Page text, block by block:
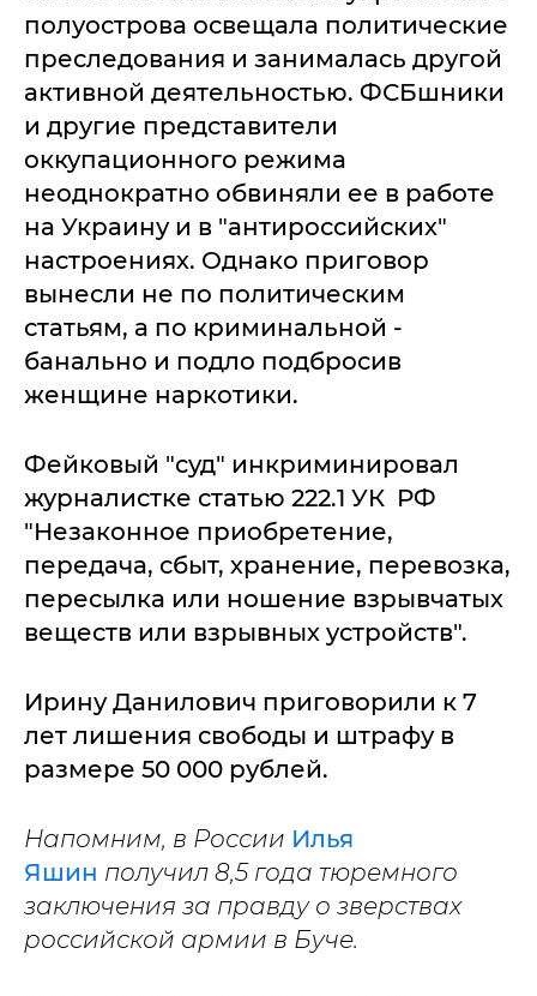
полуострова освещала политические
преследования и занималась другой
активной деятельностью. ФСБшники
и другие представители
оккупационного режима
неоднократно обвиняли ее в работе
на Украину и в "антироссийских"
настроениях. Однако приговор
вынесли не по политическим
статьям, а по криминальной -
банально и подло подбросив
женщине наркотики.
Фейковый "суд" инкриминировал
журналистке статью 222.1 УК РФ
"Незаконное приобретение,
передача, сбыт, хранение, перевозка,
пересылка или ношение взрывчатых
веществ или взрывных устройств".
Ирину Данилович приговорили к 7
лет лишения свободы и штрафу в
размере 50 000 рублей.
Напомним, в России Илья
Яшин получил 8,5 года тюремного
заключения за правду о зверствах
российской армии в Буче.